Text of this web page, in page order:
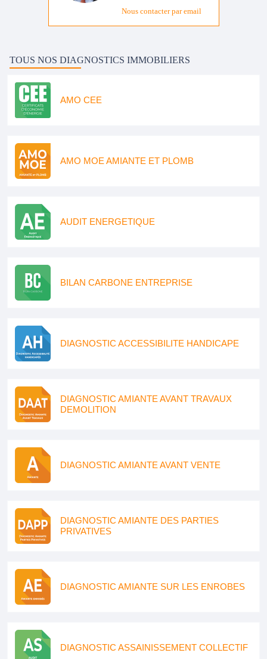
Nous contacter par email
TOUS NOS DIAGNOSTICS IMMOBILIERS
AMO CEE
AMO MOE AMIANTE ET PLOMB
AUDIT ENERGETIQUE
BILAN CARBONE ENTREPRISE
DIAGNOSTIC ACCESSIBILITE HANDICAPE
DIAGNOSTIC AMIANTE AVANT TRAVAUX
DEMOLITION
DIAGNOSTIC AMIANTE AVANT VENTE
DIAGNOSTIC AMIANTE DES PARTIES
PRIVATIVES
DIAGNOSTIC AMIANTE SUR LES ENROBES
DIAGNOSTIC ASSAINISSEMENT COLLECTIF